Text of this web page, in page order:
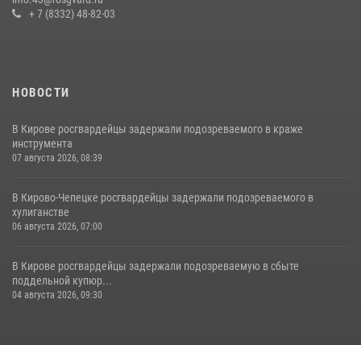
21 июля 2026, 08:20
+ 7 (8332) 48-82-03
НОВОСТИ
В Кирове росгвардейцы задержали подозреваемого в краже
инструмента
07 августа 2026, 08:39
В Кирово-Чепецке росгвардейцы задержали подозреваемого в
хулиганстве
06 августа 2026, 07:00
В Кирове росгвардейцы задержали подозреваемую в сбыте
поддельной купюр...
04 августа 2026, 09:30